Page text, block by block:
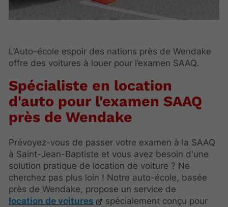
L’Auto-école espoir des nations près de Wendake
offre des voitures à louer pour l’examen SAAQ.
Spécialiste en location
d'auto pour l'examen SAAQ
près de Wendake
Prévoyez-vous de passer votre examen à la SAAQ
à Saint-Jean-Baptiste et vous avez besoin d'une
solution pratique de location de voiture ? Ne
cherchez pas plus loin ! Notre auto-école, basée
près de Wendake, propose un service de
location de voitures
spécialement conçu pour